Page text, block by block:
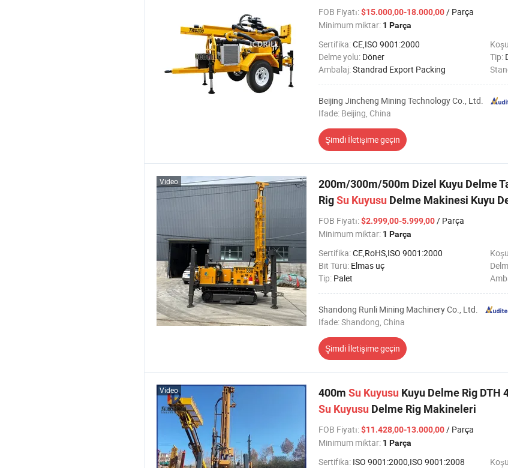
FOB Fiyatı:$15.000,00-18.000,00/ Parça
Minimum miktar: 1 Parça
Sertifika:CE,ISO 9001:2000
Delme yolu: Döner Tip:
Ambalaj:Standrad Export Packing
Beijing Jincheng Mining Technology Co., Ltd.
Ifade: Beijing, China
Şimdi İletişime geçin
200m/300m/500m Dizel Kuyu Delme
RigSu Kuyusu Delme Makinesi Kuyu
FOB Fiyatı:$2.999,00-5.999,00/ Parça
Minimum miktar: 1 Parça
Sertifika:CE,RoHS,ISO 9001:2000
Bit Türü: Elmas uç
Tip: Palet
Shandong Runli Mining Machinery Co., Ltd.
Ifade: Shandong, China
Şimdi İletişime geçin
Video
400m Su Kuyusu Kuyu Delme Rig DTH
Su Kuyusu Delme Rig Makineleri
FOB Fiyatı:$11.428,00-13.000,00/ Parça
Minimum miktar: 1 Parça
Sertifika: ISO 9001:2000,ISO 9001:2008
Video